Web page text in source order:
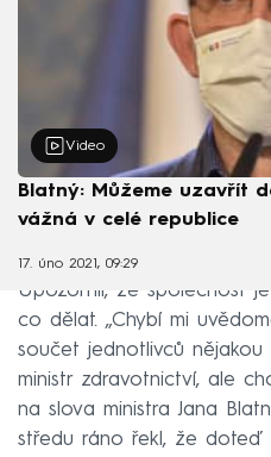
Video
Blatný: Můžeme uzavřít
vážná v celé republice
17. úno 2021, 09:29
Upozornil, že společnost
co dělat. „Chybí mi
součet jednotlivců nějakou
ministr zdravotnictví, ale
na slova ministra Jana
středu ráno řekl, že doteď